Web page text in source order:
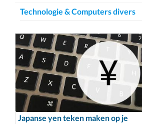
Technologie & Computers divers
Japanse yen teken maken op je